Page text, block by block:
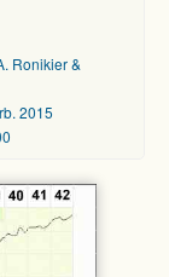
Ronikier &
2015